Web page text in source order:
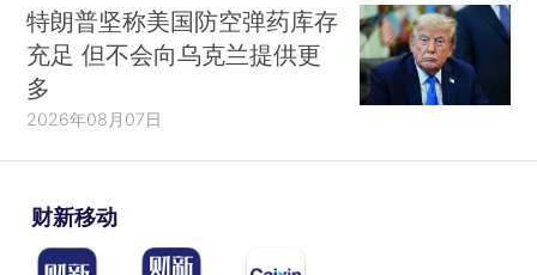
特朗普坚称美国防空弹药库存
充足 但不会向乌克兰提供更
多
2026年08月07日
财新移动